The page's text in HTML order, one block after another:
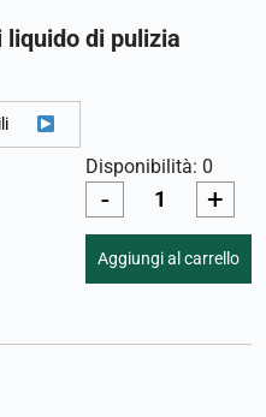
di pulizia
Disponibilità: 0
- +
Aggiungi al carrello